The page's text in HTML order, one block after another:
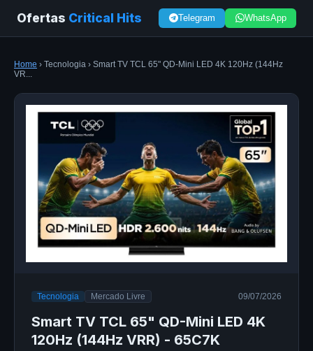
Ofertas Critical Hits Telegram WhatsApp
Home › Tecnologia › Smart TV TCL 65" QD-Mini LED 4K 120Hz (144Hz
VR...
Tecnologia Mercado Livre 09/07/2026
Smart TV TCL 65" QD-Mini LED 4K
120Hz (144Hz VRR) - 65C7K